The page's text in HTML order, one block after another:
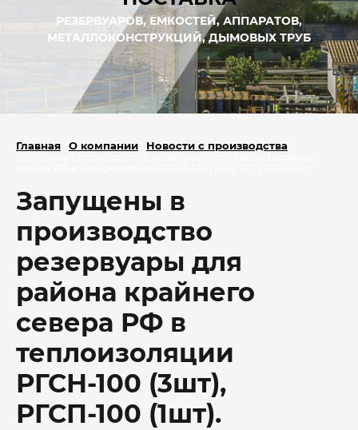
РЕЗЕРВУАРОВ, ЕМКОСТЕЙ, АППАРАТОВ,
МЕТАЛЛОКОНСТРУКЦИЙ, ДЫМОВЫХ ТРУБ
Главная О компании Новости с производства
Запущены в
производство
резервуары для
района крайнего
севера РФ в
теплоизоляции
РГСН-100 (3шт),
РГСП-100 (1шт).